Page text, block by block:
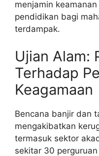
menjamin
pendidikan bagi
terdampak.
Ujian Alam:
Terhadap
Keagamaan
Bencana banjir dan
mengakibatkan
termasuk sektor
sekitar 30